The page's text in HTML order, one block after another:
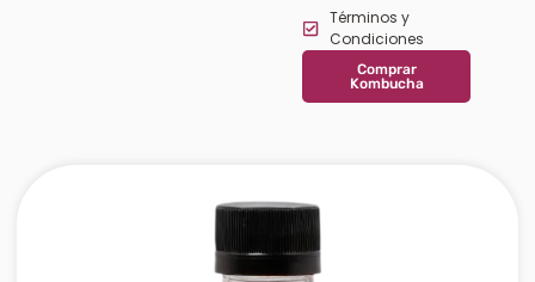
Términos y
Condiciones
Comprar
Kombucha